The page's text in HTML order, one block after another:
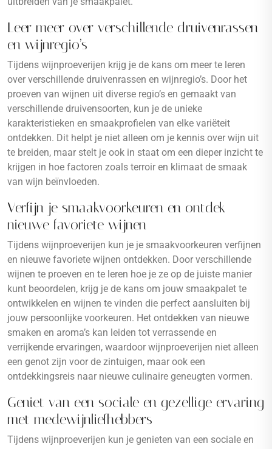
Leer meer over verschillende druivenrassen
en wijnregio’s
Tijdens wijnproeverijen krijg je de kans om meer te leren
over verschillende druivenrassen en wijnregio’s. Door het
proeven van wijnen uit diverse regio’s en gemaakt van
verschillende druivensoorten, kun je de unieke
karakteristieken en smaakprofielen van elke variëteit
ontdekken. Dit helpt je niet alleen om je kennis over wijn uit
te breiden, maar stelt je ook in staat om een dieper inzicht te
krijgen in hoe factoren zoals terroir en klimaat de smaak
van wijn beïnvloeden.
Verfijn je smaakvoorkeuren en ontdek
nieuwe favoriete wijnen
Tijdens wijnproeverijen kun je je smaakvoorkeuren verfijnen
en nieuwe favoriete wijnen ontdekken. Door verschillende
wijnen te proeven en te leren hoe je ze op de juiste manier
kunt beoordelen, krijg je de kans om jouw smaakpalet te
ontwikkelen en wijnen te vinden die perfect aansluiten bij
jouw persoonlijke voorkeuren. Het ontdekken van nieuwe
smaken en aroma’s kan leiden tot verrassende en
verrijkende ervaringen, waardoor wijnproeverijen niet alleen
een genot zijn voor de zintuigen, maar ook een
ontdekkingsreis naar nieuwe culinaire geneugten vormen.
Geniet van een sociale en gezellige ervaring
met medewijnliefhebbers
Tijdens wijnproeverijen kun je genieten van een sociale en